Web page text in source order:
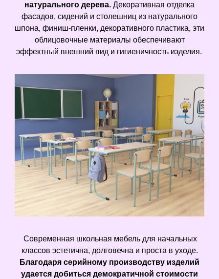
натурального дерева. Декоративная отделка
фасадов, сидений и столешниц из натурального
шпона, финиш-пленки, декоративного пластика, эти
облицовочные материалы обеспечивают
эффектный внешний вид и гигиеничность изделия.
Современная школьная мебель для начальных
классов эстетична, долговечна и проста в уходе.
Благодаря серийному производству изделий
удается добиться демократичной стоимости